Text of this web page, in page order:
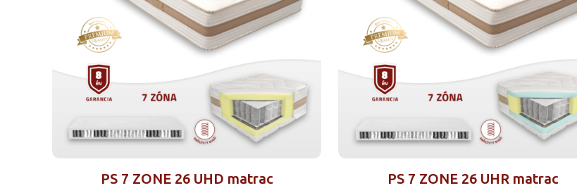
PS 7 ZONE 26 UHD matrac PS 7 ZONE 26 UHR matrac